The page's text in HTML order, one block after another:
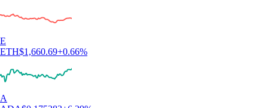
E
ETH$1,660.69+0.66%
A